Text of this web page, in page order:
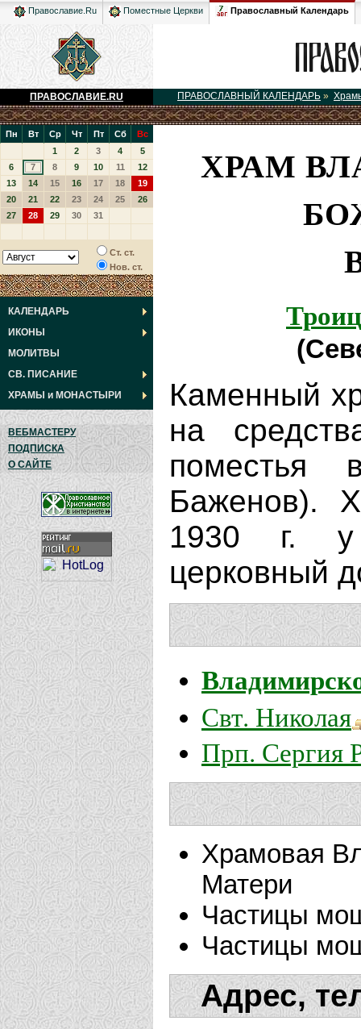
Православие.Ru Поместные Церкви Православный Календарь
ПРАВОСЛАВИЕ.RU ПРАВОСЛАВНЫЙ КАЛЕНДАРЬ »
Пн Вт Ср Чт Пт Сб
Вс
1
2 3 4
5
6
7 8 9 10 11
12
13
14 15 16 17 18
19
20
21 22 23 24 25
26
27
28 29 30 31
Ст. ст.
Нов. ст.
КАЛЕНДАРЬ
ИКОНЫ
МОЛИТВЫ
СВ. ПИСАНИЕ
ХРАМЫ и МОНАСТЫРИ
ВЕБМАСТЕРУ
ПОДПИСКА
О САЙТЕ
ХРАМ
Каменный
на
поместья
Баженов).
1930 г.
церковный
Свт. Николая
Прп. Сергия
Храмовая
Матери
Частицы
Частицы
Адрес,